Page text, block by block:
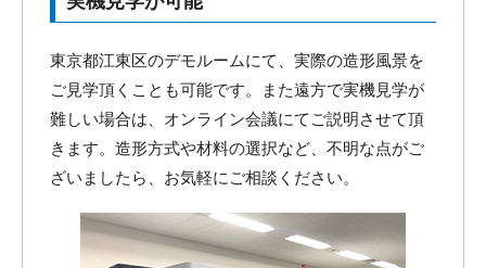
東京都江東区のデモルームにて、実際の造形風景を
ご見学頂くことも可能です。また遠方で実機見学が
難しい場合は、オンライン会議にてご説明させて頂
きます。造形方式や材料の選択など、不明な点がご
ざいましたら、お気軽にご相談ください。